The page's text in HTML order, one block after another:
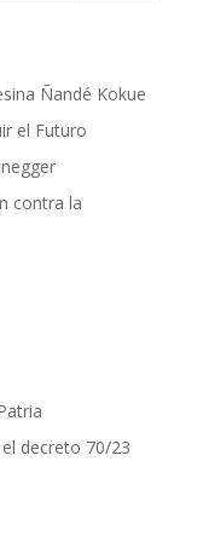
Ñandé Kokue
el Futuro
contra la
decreto 70/23